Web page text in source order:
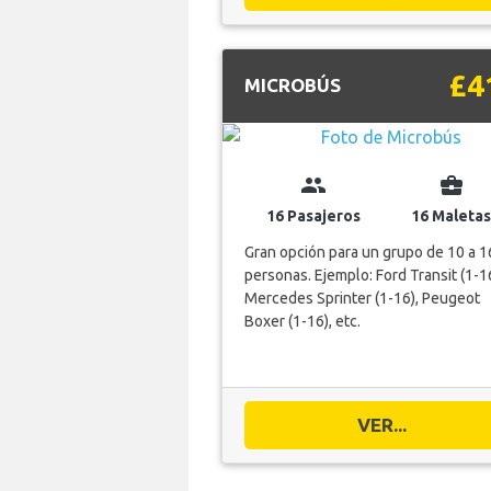
MICROBÚS
group
16 Pasajeros
business_center
16 Maletas
Gran opción para un grupo de 10 a
personas. Ejemplo: Ford Transit (1-
Mercedes Sprinter (1-16), Peugeot
Boxer (1-16), etc.
VER...